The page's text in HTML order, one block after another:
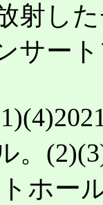
射し
サー
。
ホー